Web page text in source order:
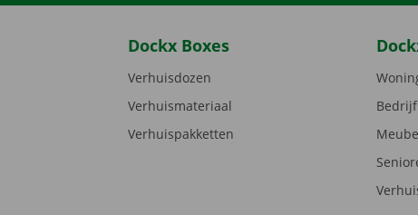
Dockx Boxes
Verhuisdozen
Verhuismateriaal
Verhuispakketten